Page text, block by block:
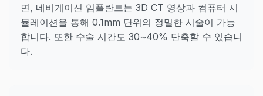
면, 네비게이션 임플란트는 3D CT 영상과 컴퓨터 시
뮬레이션을 통해 0.1mm 단위의 정밀한 시술이 가능
합니다. 또한 수술 시간도 30~40% 단축할 수 있습니
다.